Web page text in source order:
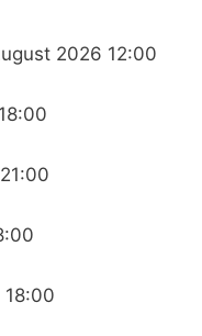
2026 12:00